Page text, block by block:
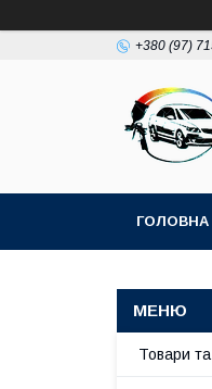
+380 (97)
ГОЛОВНА
Товари та